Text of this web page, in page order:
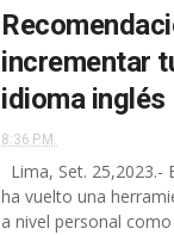
incrementar
idioma inglés
8:36 P.M.
Lima, Set. 25,2023.-
ha vuelto una
a nivel personal